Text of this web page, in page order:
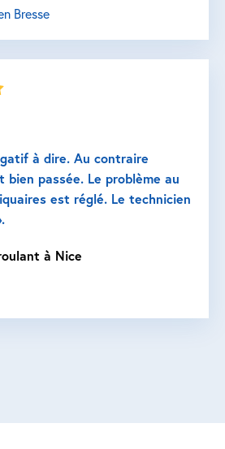
Bresse
à dire. Au contraire
bien passée. Le problème au
est réglé. Le technicien
à Nice